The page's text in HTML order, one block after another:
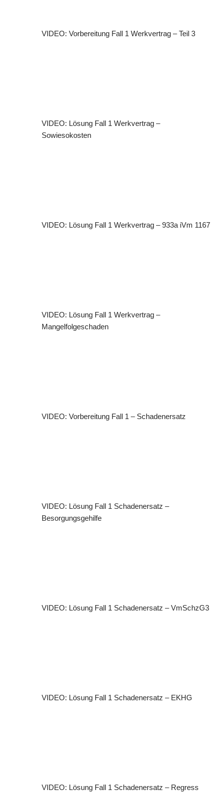
VIDEO: Vorbereitung Fall 1 Werkvertrag – Teil 3
VIDEO: Lösung Fall 1 Werkvertrag –
Sowiesokosten
VIDEO: Lösung Fall 1 Werkvertrag – 933a iVm 1167
VIDEO: Lösung Fall 1 Werkvertrag –
Mangelfolgeschaden
VIDEO: Vorbereitung Fall 1 – Schadenersatz
VIDEO: Lösung Fall 1 Schadenersatz –
Besorgungsgehilfe
VIDEO: Lösung Fall 1 Schadenersatz – VmSchzG3
VIDEO: Lösung Fall 1 Schadenersatz – EKHG
VIDEO: Lösung Fall 1 Schadenersatz – Regress